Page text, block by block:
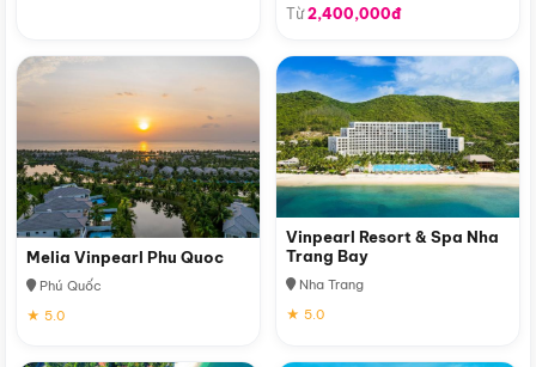
Từ2,400,000đ
Melia Vinpearl Phu Quoc
Phú Quốc
★ 5.0
Vinpearl Resort & Spa Nha
Trang Bay
Nha Trang
★ 5.0